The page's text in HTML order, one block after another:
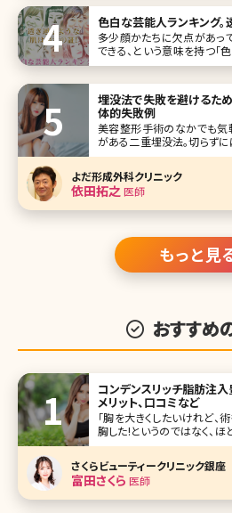
色白な芸能人ランキング
多少顔かたちに欠点があっ
できる、という意味を持つ「
わざがあります。女性はメ
はしれていて、基本的なケ
切です。 今回は、欠点さえも
埋没法で失敗を避けるた
体的失敗例
美容整形手術のなかでも気
がある二重埋没法。切らず
法のような方法と考えられ
うような二重にならなかった
ここで二重埋没法の失敗例を
覚えておきたいことについて詳
よだ形成外科クリニック
依田拓之 医師
もっと見
おすすめ
コンデンスリッチ脂肪注入
メリット、口コミなど
「胸を大きくしたいけれど、
胸した!というのではなく、ほ
人から注目を集めているのが
見た目や手触りが自然、ダウ
メリットがあると言われてい
方法なのか、デメ
さくらビューティークリニック銀座
富田さくら 医師